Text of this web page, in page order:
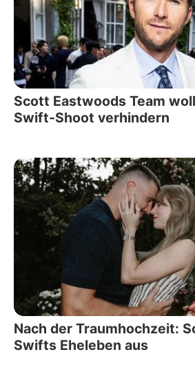
Scott Eastwoods Team
Swift-Shoot verhindern
Nach der Traumhochzeit:
Swifts Eheleben aus